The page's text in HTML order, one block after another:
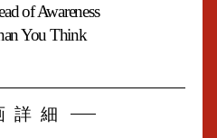
of Awareness
You Think
詳細